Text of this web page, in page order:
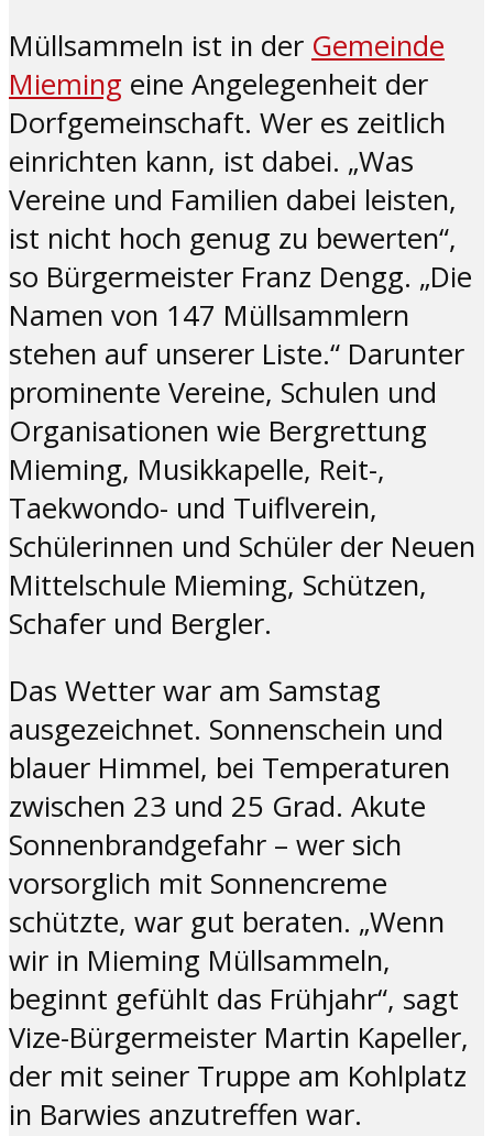
Müllsammeln ist in der Gemeinde
Mieming eine Angelegenheit der
Dorfgemeinschaft. Wer es zeitlich
einrichten kann, ist dabei. „Was
Vereine und Familien dabei leisten,
ist nicht hoch genug zu bewerten“,
so Bürgermeister Franz Dengg. „Die
Namen von 147 Müllsammlern
stehen auf unserer Liste.“ Darunter
prominente Vereine, Schulen und
Organisationen wie Bergrettung
Mieming, Musikkapelle, Reit-,
Taekwondo- und Tuiflverein,
Schülerinnen und Schüler der Neuen
Mittelschule Mieming, Schützen,
Schafer und Bergler.
Das Wetter war am Samstag
ausgezeichnet. Sonnenschein und
blauer Himmel, bei Temperaturen
zwischen 23 und 25 Grad. Akute
Sonnenbrandgefahr – wer sich
vorsorglich mit Sonnencreme
schützte, war gut beraten. „Wenn
wir in Mieming Müllsammeln,
beginnt gefühlt das Frühjahr“, sagt
Vize-Bürgermeister Martin Kapeller,
der mit seiner Truppe am Kohlplatz
in Barwies anzutreffen war.